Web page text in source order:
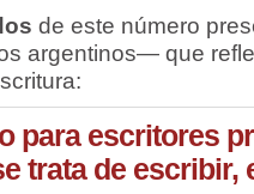
de este número
argentinos— que
para escritores
trata de escribir,